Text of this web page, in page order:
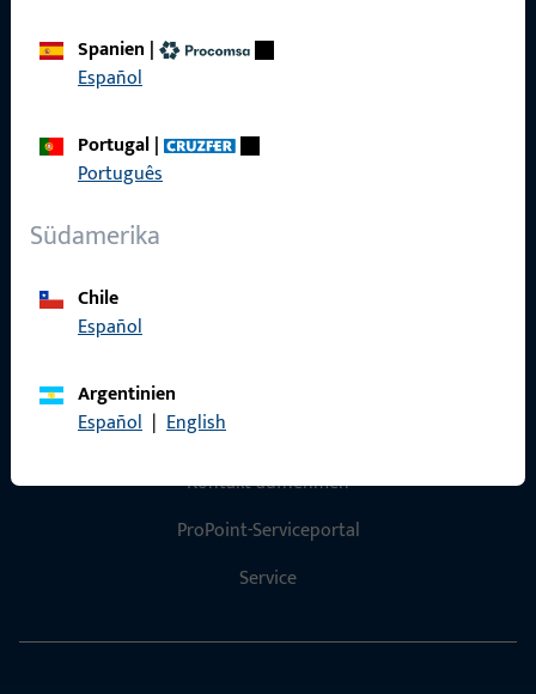
Spanien |
Español
Portugal|
Português
Südamerika
Chile
Español
Argentinien
Español | English
Schnelleinstieg
Über Uns
Kontakt aufnehmen
ProPoint-Serviceportal
Service